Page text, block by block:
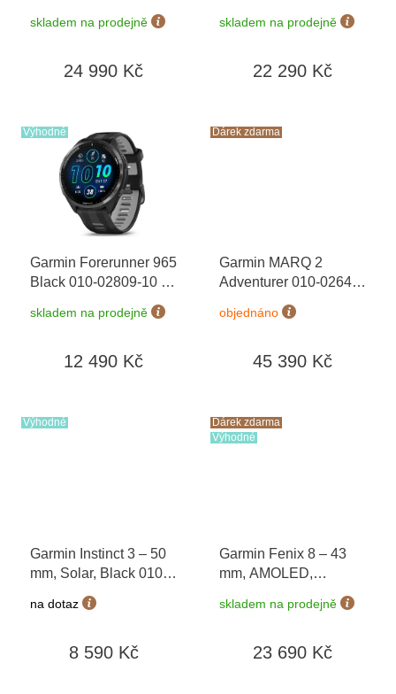
010-02904-40 +
dárkový poukaz v
Voucher
skladem na prodejně
24 990 Kč
Sapphire, Titanium s
Orange/Graphite 010-
skladem na prodejně
22 290 Kč
Výhodné
Garmin Forerunner 965
Black 010-02809-10 +
možnost výměny do 90
dní
skladem na prodejně
12 490 Kč
Dárek zdarma
Garmin MARQ 2
Adventurer 010-02648-
31 Premium + náhradní
řemínek+ dárkový
objednáno
45 390 Kč
Výhodné
Garmin Instinct 3 – 50
mm, Solar, Black 010-
02935-00
na dotaz
8 590 Kč
Dárek zdarma
Výhodné
Garmin Fenix 8 – 43
mm, AMOLED,
Sapphire, Soft Gold /
Limestone 010-02903-
+ Topo Czech PRO
skladem na prodejně
23 690 Kč